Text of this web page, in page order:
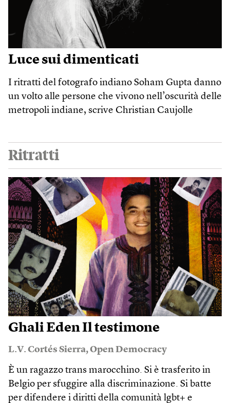
Luce sui dimenticati
I ritratti del fotografo indiano Soham Gupta danno
un volto alle persone che vivono nell’oscurità delle
metropoli indiane, scrive Christian Caujolle
Ritratti
Ghali Eden Il testimone
L.V. Cortés Sierra,Open Democracy
È un ragazzo trans marocchino. Si è trasferito in
Belgio per sfuggire alla discriminazione. Si batte
per difendere i diritti della comunità lgbt+ e